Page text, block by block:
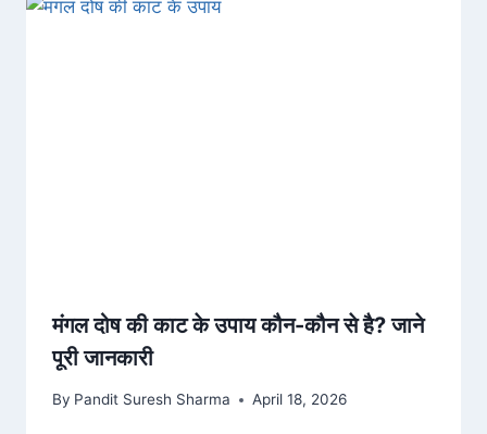
मंगल दोष की काट के उपाय कौन-कौन से है? जाने
पूरी जानकारी
By Pandit Suresh Sharma April 18, 2026